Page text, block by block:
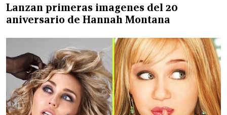
Lanzan primeras imagenes del 20
aniversario de Hannah Montana